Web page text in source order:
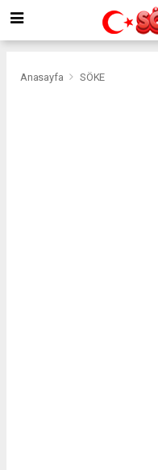
Anasayfa SÖKE